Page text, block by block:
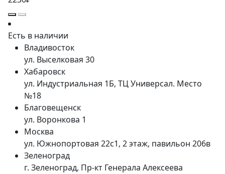
Есть в наличии
Владивосток
ул. Выселковая 30
Хабаровск
ул. Индустриальная 1Б, ТЦ Универсал. Место
№18
Благовещенск
ул. Воронкова 1
Москва
ул. Южнопортовая 22с1, 2 этаж, павильон 206в
Зеленоград
г. Зеленоград, Пр-кт Генерала Алексеева